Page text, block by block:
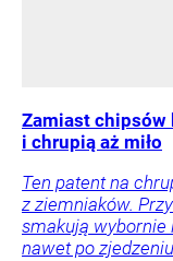
Zamiast chipsów
i chrupią aż miło
Ten patent na
z ziemniaków.
smakują wybornie
nawet po